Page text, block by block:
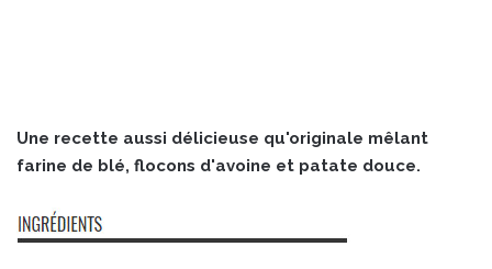
Une recette aussi délicieuse qu'originale mêlant
farine de blé, flocons d'avoine et patate douce.